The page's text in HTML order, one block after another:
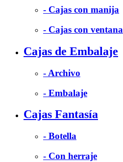
- Cajas con manija
- Cajas con ventana
Cajas de Embalaje
- Archivo
- Embalaje
Cajas Fantasía
- Botella
- Con herraje